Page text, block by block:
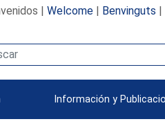
| Welcome| Benvinguts |
Información y